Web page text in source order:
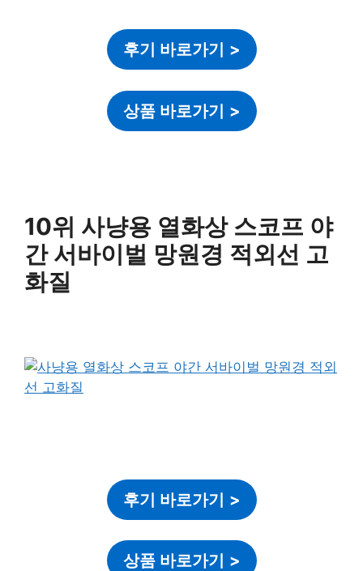
후기 바로가기 >
상품 바로가기 >
10위 사냥용 열화상 스코프 야
간 서바이벌 망원경 적외선 고
화질
후기 바로가기 >
상품 바로가기 >